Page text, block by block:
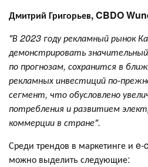
Дмитрий Григорьев, CBDO
"В 2023 году рекламный рынок
демонстрировать
по прогнозам, сохранится в
рекламных инвестиций по-
сегмент, что обусловлено
потребления и развитием
коммерции в стране"‎.
Среди трендов в маркетинге и
можно выделить следующие: